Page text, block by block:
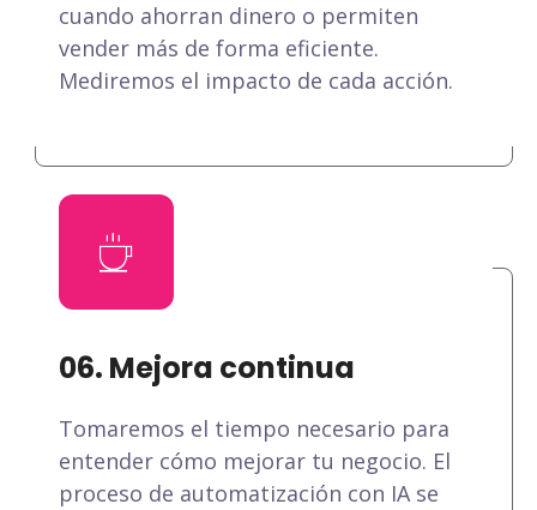
cuando ahorran dinero o permiten
vender más de forma eficiente.
Mediremos el impacto de cada acción.
06. Mejora continua
Tomaremos el tiempo necesario para
entender cómo mejorar tu negocio. El
proceso de automatización con IA se